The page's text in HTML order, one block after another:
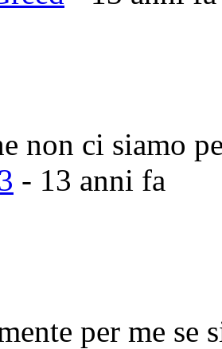
non ci siamo
- 13 anni fa
per me se